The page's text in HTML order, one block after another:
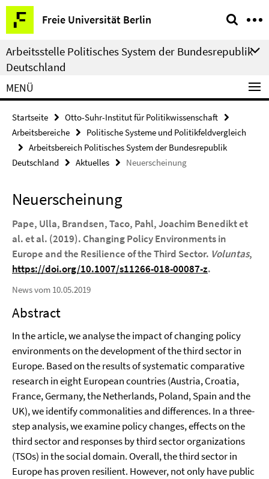
Springe
direkt
zu
Inhalt
Freie Universität Berlin
Service-
Navigation
Arbeitsstelle Politisches System der Bundesrepublik
Deutschland
MENÜ
Startseite
Otto-Suhr-Institut für Politikwissenschaft
Arbeitsbereiche
Politische Systeme und Politikfeldvergleich
Arbeitsbereich Politisches System der Bundesrepublik
Deutschland
Aktuelles Neuerscheinung
Neuerscheinung
Pape, Ulla, Brandsen, Taco, Pahl, Joachim Benedikt et
al. et al. (2019). Changing Policy Environments in
Europe and the Resilience of the Third Sector. Voluntas,
https://doi.org/10.1007/s11266-018-00087-z.
News vom 10.05.2019
Abstract
In the article, we analyse the impact of changing policy
environments on the development of the third sector in
Europe. Based on the results of systematic comparative
research in eight European countries (Austria, Croatia,
France, Germany, the Netherlands, Poland, Spain and the
UK), we identify commonalities and differences. In a three-
step analysis, we examine policy changes, effects on the
third sector and responses by third sector organizations
(TSOs) in the social domain. Overall, the third sector in
Europe has proven resilient. However, not only have public